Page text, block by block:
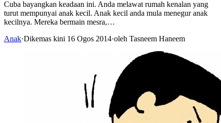
Cuba bayangkan keadaan ini. Anda melawat rumah kenalan yang
turut mempunyai anak kecil. Anak kecil anda mula menegur anak
kecilnya. Mereka bermain mesra,…
Anak·Dikemas kini 16 Ogos 2014·oleh Tasneem Haneem